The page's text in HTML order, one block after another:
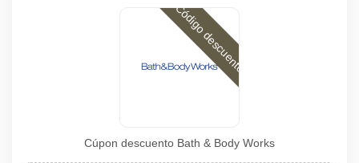
Código descuento
Cúpon descuento Bath & Body Works